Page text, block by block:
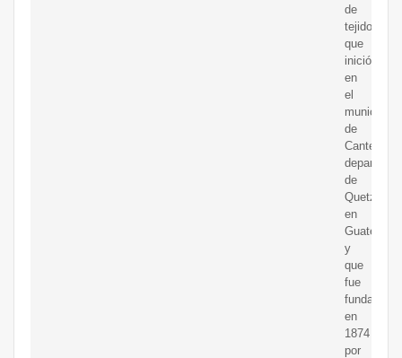
de
tejidos
que
inició
en
el
municipio
de
Cantel,
de
en
y
que
fue
fundada
en
1874
por